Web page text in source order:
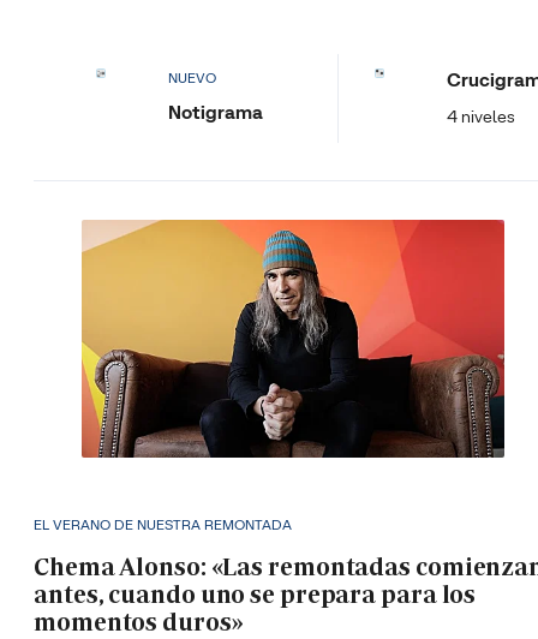
NUEVO
Notigrama 4 niveles
EL VERANO DE NUESTRA REMONTADA
Chema Alonso: «Las remontadas
antes, cuando uno se prepara para los
momentos duros»